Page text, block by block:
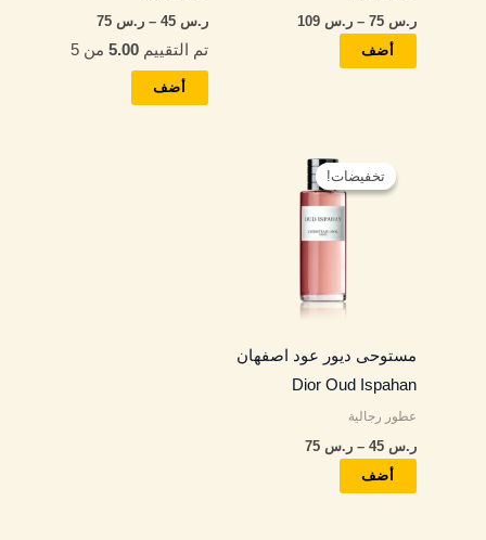
ر.س – ر.س
أضف
على
ر.س – ر.س
تم التقييم 5.00من 5
أضف
على
صفحة
تخفيضات!
تخفيضات!
مستوحى ديور عود اصفهان
Dior Oud Ispahan
عطور رجالية
ر.س – ر.س
خلال
⁦ر.س 75⁩
أضف
هناك
العديد
من
الأشكال
لهذا
يمكن
اختيار
على